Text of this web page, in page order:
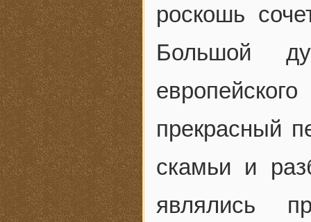
роскошь
Большой
прекрасный
скамьи и
являлись